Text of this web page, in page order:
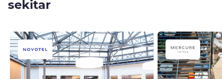
sekitar